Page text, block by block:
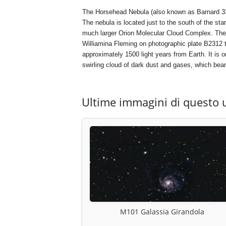
The Horsehead Nebula (also known as Barnard
The nebula is located just to the south of the
much larger Orion Molecular Cloud Complex.
Williamina Fleming on photographic plate
approximately 1500 light years from Earth. It is
swirling cloud of dark dust and gases, which
Ultime immagini di questo
M101 Galassia Girandola